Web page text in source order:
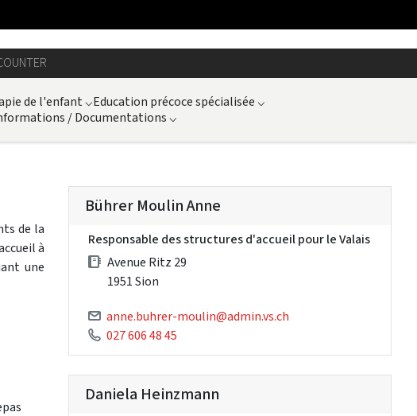
de l'enfant ⌵Education précoce spécialisée ⌵
/ Documentations ⌵
de la
à
une
Bührer Moulin Anne
Responsable des structures d'accueil pour le Valais
Avenue Ritz 29
1951 Sion
anne.buhrer-moulin@admin.vs.ch
027 606 48 45
Daniela Heinzmann